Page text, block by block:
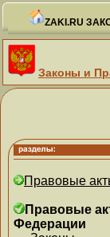
ZAKI.RU
Законы и
Правовые
Правовые
Федерации